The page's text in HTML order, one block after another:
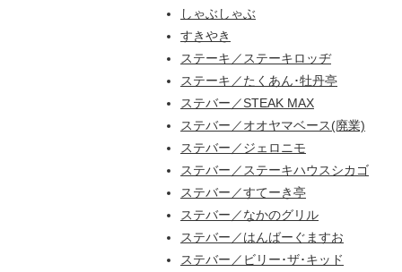
しゃぶしゃぶ
すきやき
ステーキ／ステーキロッヂ
ステーキ／たくあん･牡丹亭
ステバー／STEAK MAX
ステバー／オオヤマベース(廃業)
ステバー／ジェロニモ
ステバー／ステーキハウスシカゴ
ステバー／すてーき亭
ステバー／なかのグリル
ステバー／はんばーぐますお
ステバー／ビリー･ザ･キッド